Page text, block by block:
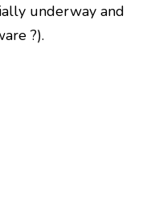
underway and
?).